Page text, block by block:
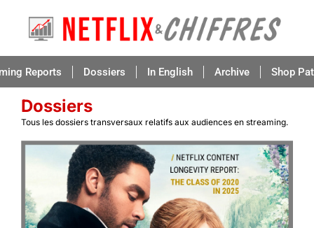
Reports Dossiers In English Archive Shop
Dossiers
Tous les dossiers transversaux relatifs aux audiences en streaming.